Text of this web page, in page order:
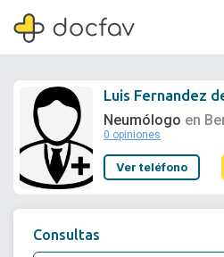
Soporte
Luis Fernandez
Neumólogo en
0 opiniones
Ver teléfono
Consultas